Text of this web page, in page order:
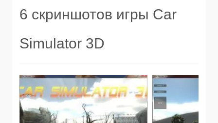
6 скриншотов игры Car
Simulator 3D